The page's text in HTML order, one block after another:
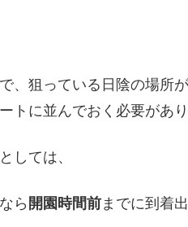
、狙っている日陰の場所
トに並んでおく必要があり
しては、
なら 開園時間前 までに到着